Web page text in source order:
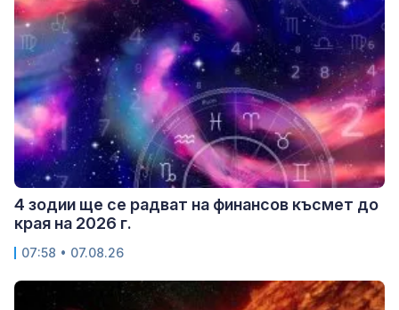
4 зодии ще се радват на финансов късмет до
края на 2026 г.
07:58 • 07.08.26